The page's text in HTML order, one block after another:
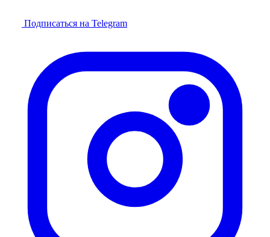
Подписаться на Telegram